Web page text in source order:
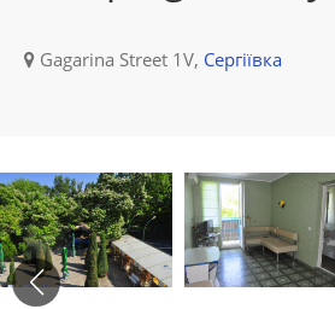
Gagarina Street 1V, Сергіївка